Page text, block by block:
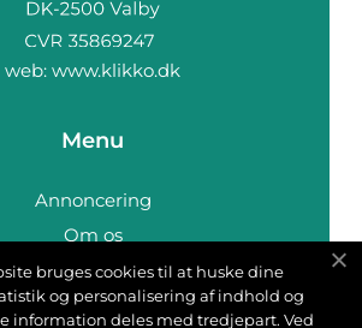
web: www.klikko.dk
Menu
Annoncering
Om os
Cookies
Kontakt os
bruges cookies til at huske dine
og personalisering af indhold og
information deles med tredjepart. Ved